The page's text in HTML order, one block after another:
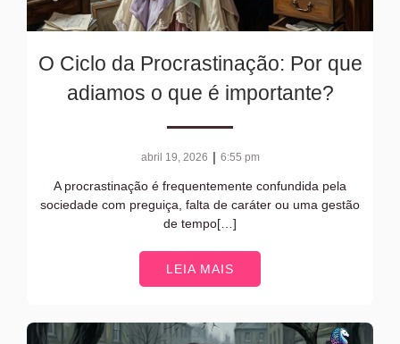
O Ciclo da Procrastinação: Por que
adiamos o que é importante?
abril 19, 2026 | 6:55 pm
A procrastinação é frequentemente confundida pela
sociedade com preguiça, falta de caráter ou uma gestão
de tempo[…]
LEIA MAIS